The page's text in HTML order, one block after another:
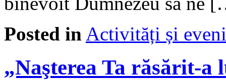
Posted in Activități și
„Naşterea Ta răsărit-